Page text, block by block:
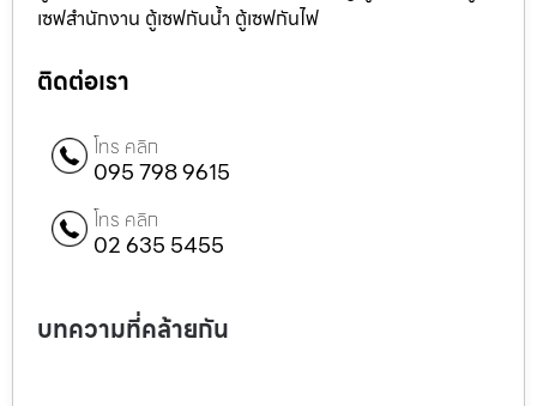
เซฟสำนักงาน ตู้เซฟกันน้ำ ตู้เซฟกันไฟ
ติดต่อเรา
โทร คลิก
095 798 9615
โทร คลิก
02 635 5455
บทความที่คล้ายกัน